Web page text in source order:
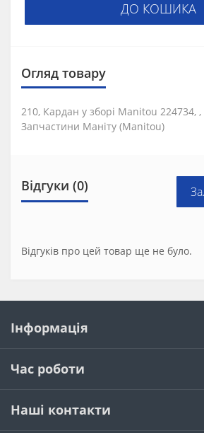
ДО КОШИКА
Огляд товару
210, Кардан у зборі Manitou 224734, ,
Запчастини Маніту (Manitou)
Відгуки (0)
Відгуків про цей товар ще не було.
Інформація
Час роботи
Наші контакти